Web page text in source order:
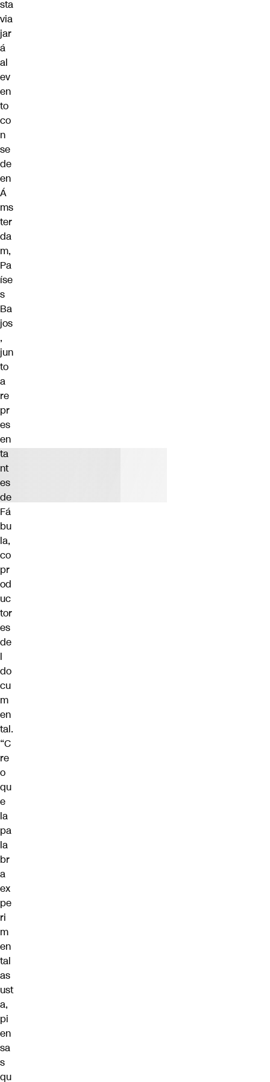
sta
via
jar
á
al
ev
en
to
co
n
se
de
en
Á
ms
ter
da
m,
Pa
íse
s
Ba
jos
,
jun
to
a
re
pr
es
en
ta
nt
es
de
Fá
bu
la,
co
pr
od
uc
tor
es
de
l
do
cu
m
en
tal.
“C
re
o
qu
e
la
pa
la
br
a
ex
pe
ri
m
en
tal
as
ust
a,
pi
en
sa
s
qu